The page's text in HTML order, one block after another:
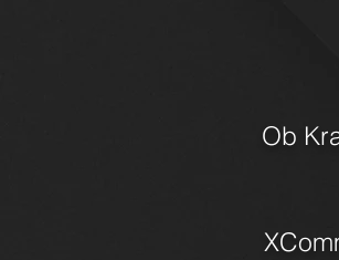
Ob